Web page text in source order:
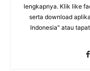
lengkapnya. Klik like
serta download
Indonesia" atau